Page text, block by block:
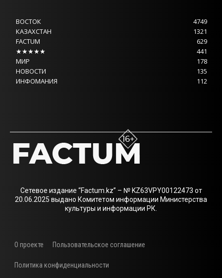
ВОСТОК
4749
КАЗАХСТАН
1321
FACTUM
629
★★★★★
441
МИР
178
НОВОСТИ
135
ИНФОМАНИЯ
112
Сетевое издание “Factum.kz” – № KZ63VPY00122473 от
20.06.2025 выдано Комитетом информации Министерства
культуры и информации РК.
О проекте Пользовательское соглашение
Политика конфиденциальности